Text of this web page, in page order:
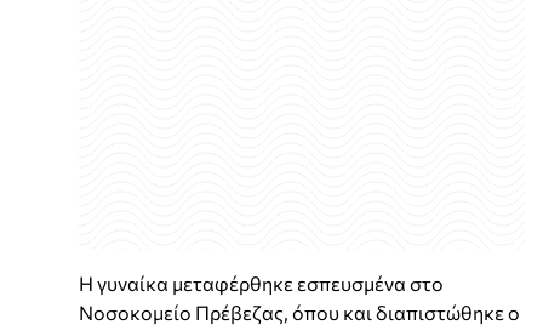
Η γυναίκα μεταφέρθηκε εσπευσμένα στο
Νοσοκομείο Πρέβεζας, όπου και διαπιστώθηκε ο